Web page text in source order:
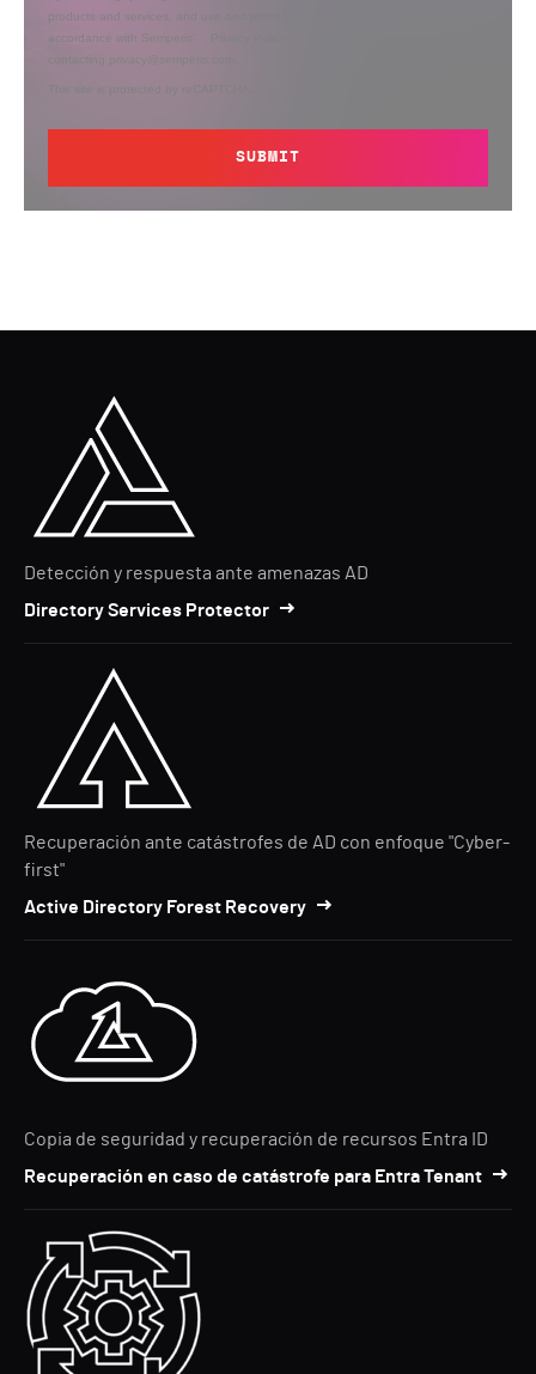
products and services, and use and process your personal information in
accordance with Semperis’
contacting privacy@semperis.com.
This site is protected by reCAPTCHA.
SUBMIT
Detección y respuesta ante amenazas AD
Directory Services Protector
Recuperación ante catástrofes de AD con enfoque "Cyber-
first"
Active Directory Forest Recovery
Copia de seguridad y recuperación de recursos Entra ID
Recuperación en caso de catástrofe para Entra Tenant